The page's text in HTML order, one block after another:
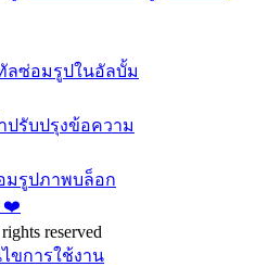
ลซ่อมรูปในอัลบั้ม
ปรับปรุงข้อความ
มรูปภาพบล็อก
❤️
reserved
ไขการใช้งาน